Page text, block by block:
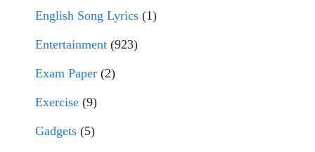
English Song Lyrics (1)
Entertainment (923)
Exam Paper (2)
Exercise (9)
Gadgets (5)